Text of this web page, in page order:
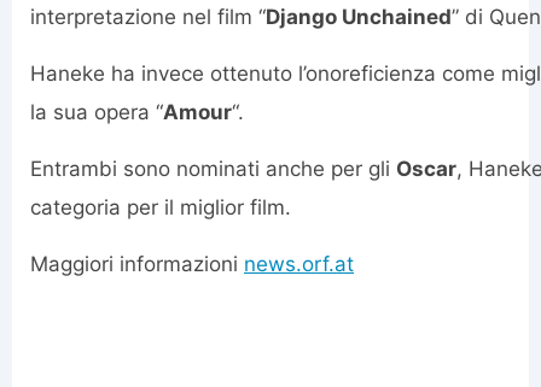
interpretazione nel film “Django Unchained” di
Haneke ha invece ottenuto l’onoreficienza come
la sua opera “Amour“.
Entrambi sono nominati anche per gli Oscar,
categoria per il miglior film.
Maggiori informazioni news.orf.at